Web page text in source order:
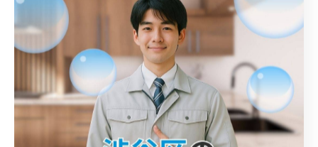
作を数回続けることで、つまりの原因となっている異物
を動かし、水の流れを再び正常に戻すことができます。
ラバーカップを使用する際のポイントは、力強く押し引
きするのではなく、一定のリズムで行うことです。これ
により、より効果的に水トラブルを解消することができ
ます。